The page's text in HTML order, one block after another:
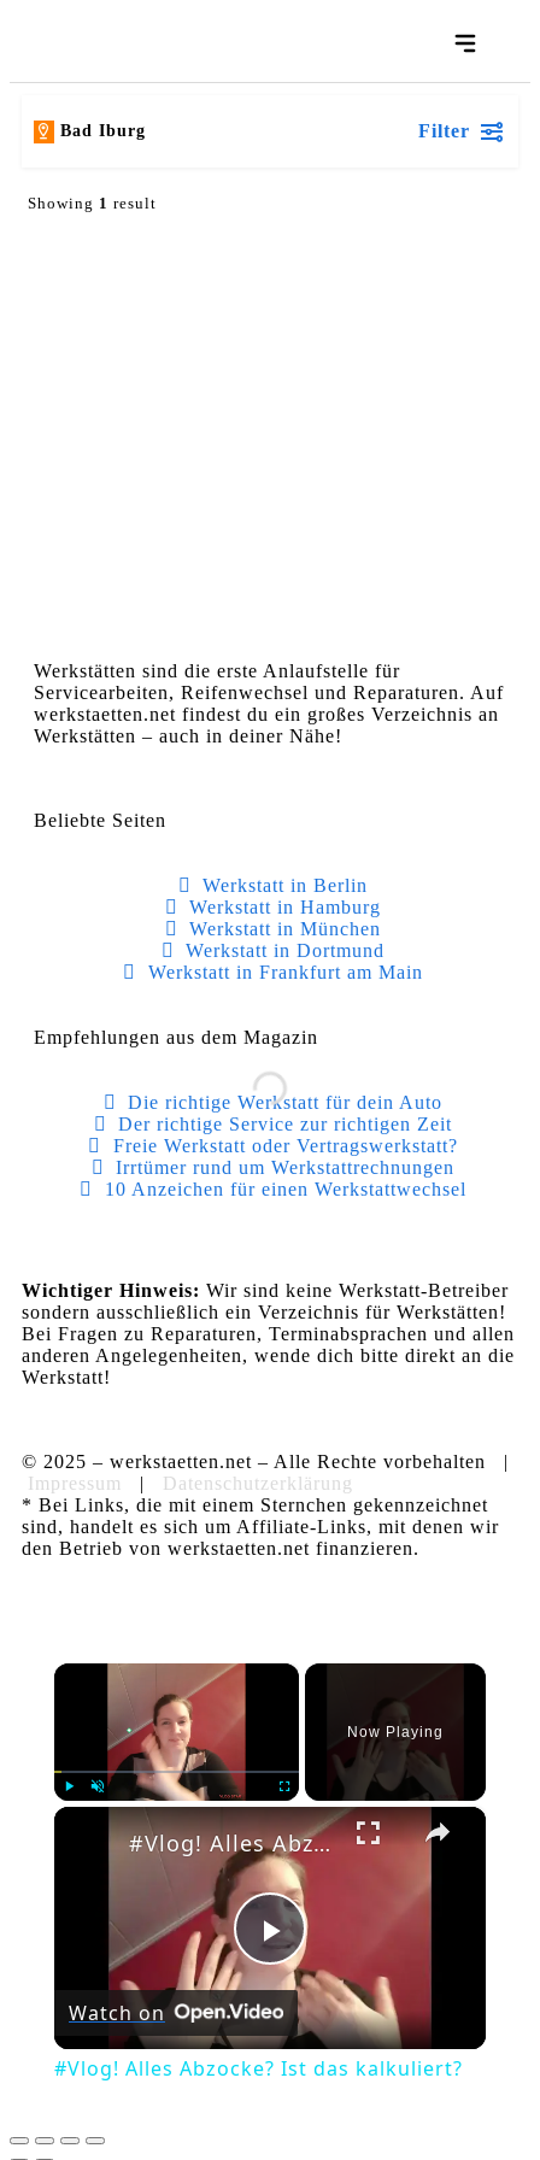
Bad Iburg Filter
Showing 1 result
Werkstätten sind die erste Anlaufstelle für
Servicearbeiten, Reifenwechsel und Reparaturen. Auf
werkstaetten.net findest du ein großes Verzeichnis an
Werkstätten – auch in deiner Nähe!
Beliebte Seiten
Werkstatt in Berlin
Werkstatt in Hamburg
Werkstatt in München
Werkstatt in Dortmund
Werkstatt in Frankfurt am Main
Empfehlungen aus dem Magazin
Die richtige Werkstatt für dein Auto
Der richtige Service zur richtigen Zeit
Freie Werkstatt oder Vertragswerkstatt?
Irrtümer rund um Werkstattrechnungen
10 Anzeichen für einen Werkstattwechsel
Wichtiger Hinweis: Wir sind keine Werkstatt-Betreiber
sondern ausschließlich ein Verzeichnis für Werkstätten!
Bei Fragen zu Reparaturen, Terminabsprachen und allen
anderen Angelegenheiten, wende dich bitte direkt an die
Werkstatt!
© 2025 – werkstaetten.net – Alle Rechte vorbehalten |
Impressum
| Datenschutzerklärung
* Bei Links, die mit einem Sternchen gekennzeichnet
sind, handelt es sich um Affiliate-Links, mit denen wir
den Betrieb von werkstaetten.net finanzieren.
×
Now Playing
×
Play
Video
#Vlog! Alles Abzocke? Ist das kalkuliert?
Watch on
#Vlog! Alles Abzocke? Ist das kalkuliert?